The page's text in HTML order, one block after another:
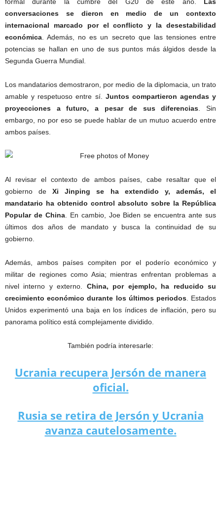
conversaciones se dieron en medio de un contexto
internacional marcado por el conflicto y la desestabilidad
económica . Además, no es un secreto que las tensiones entre
potencias se hallan en uno de sus puntos más álgidos desde la
Segunda Guerra Mundial.
Los mandatarios demostraron, por medio de la diplomacia, un trato
amable y respetuoso entre sí. Juntos compartieron agendas y
proyecciones a futuro, a pesar de sus diferencias . Sin
embargo, no por eso se puede hablar de un mutuo acuerdo entre
ambos países.
Al revisar el contexto de ambos países, cabe resaltar que el
gobierno deXi Jinping se ha extendido y, además, el
mandatario ha obtenido control absoluto sobre la República
Popular de China. En cambio, Joe Biden se encuentra ante sus
últimos dos años de mandato y busca la continuidad de su
gobierno.
Además, ambos países compiten por el poderío económico y
militar de regiones como Asia; mientras enfrentan problemas a
nivel interno y externo. China, por ejemplo, ha reducido su
crecimiento económico durante los últimos periodos. Estados
Unidos experimentó una baja en los índices de inflación, pero su
panorama político está complejamente dividido.
También podría interesarle:
Ucrania recupera Jersón de manera
oficial.
Rusia se retira de Jersón y Ucrania
avanza cautelosamente.